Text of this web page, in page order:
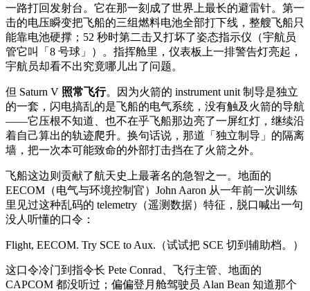
一路打回发射台。它在那一刻成了世界上最长的避雷针。第一
击的电压瞬变把飞船的三组燃料电池全部打下线，整艘飞船只
能靠电池硬撑；52 秒时第二击又打坏了姿态指示仪（宇航员
管它叫「8 号球」）。指挥舱里，仪表板上一排警告灯亮起，
宇航员却看不出究竟哪儿出了问题。
但 Saturn V 照常飞行。因为火箭的 instrument unit 制导是独立
的一套，闪电搞乱的是飞船的电气系统，没有触及火箭的导航
——它压根不知道、也不在乎飞船那边亮了一屏红灯，继续沿
着自己算出的轨迹爬升。换句话说，那道「独立制导」的隔离
墙，把一次本可能致命的外部打击挡在了火箭之外。
飞船这边则贡献了航天史上最著名的急智之一。地面的
EECOM（电气与环境控制官）John Aaron 从一年前一次训练
里见过这种乱码的 telemetry（遥测数据）特征，脱口喊出一句
没人听懂的口令：
Flight, EECOM. Try SCE to Aux.（试试把 SCE 切到辅助档。）
这口令冷门到指令长 Pete Conrad、飞行主管、地面的
CAPCOM 都没听过；偏偏登月舱驾驶员 Alan Bean 知道那个